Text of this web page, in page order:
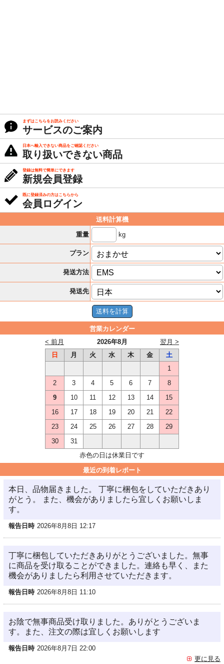
まずはこちらをお読みください
サービスのご案内
日本へ輸入できない商品をご確認ください
取り扱いできない商品
登録は無料で簡単にできます
新規会員登録
既に登録済みの方はこちらから
会員ログイン
送料計算機
重量
kg
プラン
発送方法
発送先
営業カレンダー
2026年8月
< 前月
翌月 >
日
月 火 水 木 金
土
1
2
3 4 5 6 7
8
9
10 11 12 13 14
15
16
17 18 19 20 21
22
23
24 25 26 27 28
29
30
31
赤色の日は休業日です
最近の到着レポート
本日、品物届きました。 丁寧に梱包をしていただきあり
がとう。 また、機会がありましたら宜しくお願いしま
す。
報告日時 2026年8月8日 12:17
丁寧に梱包していただきありがとうございました。無事
に商品を受け取ることができました。連絡も早く、また
機会がありましたら利用させていただきます。
報告日時 2026年8月8日 11:10
お陰で無事商品受け取りました。ありがとうございま
す。また、注文の際は宜しくお願いします
報告日時 2026年8月7日 22:00
更に見る